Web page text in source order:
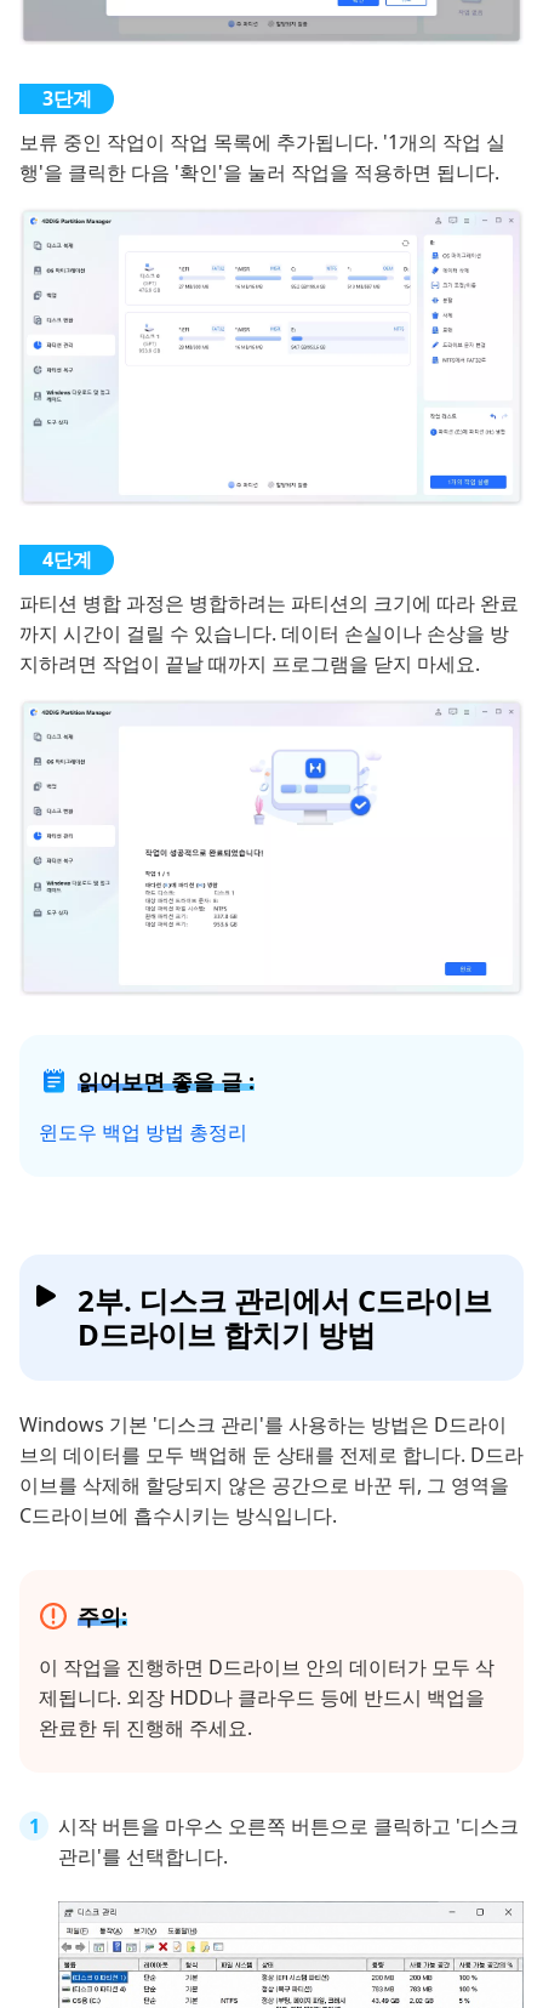
보류 중인 작업이 작업 목록에 추가됩니다. '1개의 작업 실
행'을 클릭한 다음 '확인'을 눌러 작업을 적용하면 됩니다.
파티션 병합 과정은 병합하려는 파티션의 크기에 따라 완료
까지 시간이 걸릴 수 있습니다. 데이터 손실이나 손상을 방
지하려면 작업이 끝날 때까지 프로그램을 닫지 마세요.
읽어보면 좋을 글 :
윈도우 백업 방법 총정리
2부. 디스크 관리에서 C드라이브
D드라이브 합치기 방법
Windows 기본 '디스크 관리'를 사용하는 방법은 D드라이
브의 데이터를 모두 백업해 둔 상태를 전제로 합니다. D드라
이브를 삭제해 할당되지 않은 공간으로 바꾼 뒤, 그 영역을
C드라이브에 흡수시키는 방식입니다.
주의:
이 작업을 진행하면 D드라이브 안의 데이터가 모두 삭
제됩니다. 외장 HDD나 클라우드 등에 반드시 백업을
완료한 뒤 진행해 주세요.
시작 버튼을 마우스 오른쪽 버튼으로 클릭하고 '디스크
관리'를 선택합니다.